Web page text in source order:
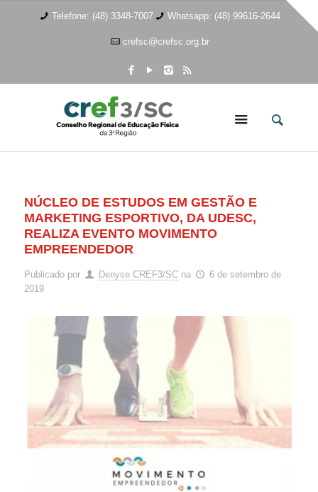
Telefone: (48) 3348-7007 Whatsapp: (48) 99616-2644
crefsc@crefsc.org.br
NÚCLEO DE ESTUDOS EM GESTÃO E
MARKETING ESPORTIVO, DA UDESC,
REALIZA EVENTO MOVIMENTO
EMPREENDEDOR
Publicado por Denyse CREF3/SC na
6 de setembro de
2019